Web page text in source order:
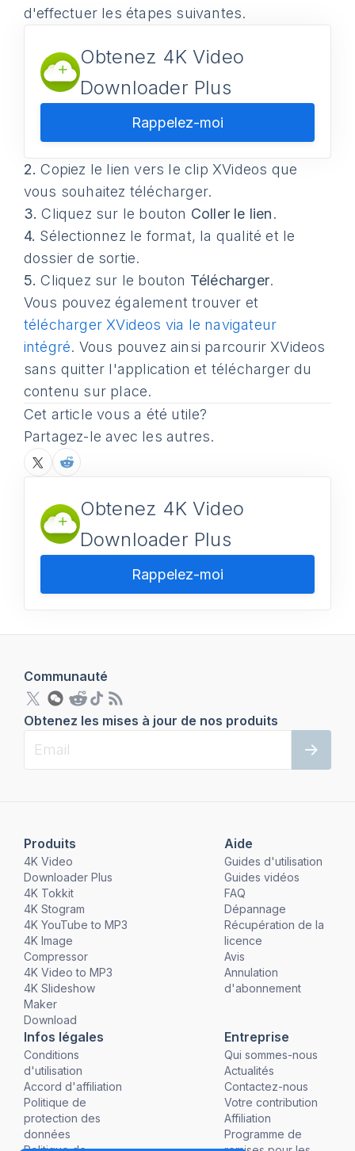
d'effectuer les étapes suivantes.
Obtenez 4K Video
Downloader Plus
Rappelez-moi
2. Copiez le lien vers le clip XVideos que
vous souhaitez télécharger.
3. Cliquez sur le bouton Coller le lien.
4. Sélectionnez le format, la qualité et le
dossier de sortie.
5. Cliquez sur le bouton Télécharger.
Vous pouvez également trouver et
télécharger XVideos via le navigateur
intégré. Vous pouvez ainsi parcourir XVideos
sans quitter l'application et télécharger du
contenu sur place.
Cet article vous a été utile?
Partagez-le avec les autres.
Obtenez 4K Video
Downloader Plus
Rappelez-moi
Produits
4K Video
Downloader Plus
4K Tokkit
4K Stogram
4K YouTube to MP3
4K Image
Compressor
4K Video to MP3
4K Slideshow
Maker
Download
Aide
Guides d'utilisation
Guides vidéos
FAQ
Dépannage
Récupération de la
licence
Avis
Annulation
d'abonnement
Infos légales
Conditions
d'utilisation
Accord d'affiliation
Politique de
protection des
données
Entreprise
Qui sommes-nous
Actualités
Contactez-nous
Votre contribution
Affiliation
Programme de
Communauté
Obtenez les mises à jour de nos produits